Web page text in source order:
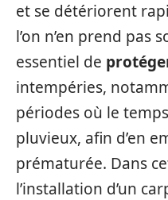
et se détériorent
l’on n’en prend pas
essentiel de
intempéries,
périodes où le
pluvieux, afin d’en
prématurée. Dans
l’installation d’un